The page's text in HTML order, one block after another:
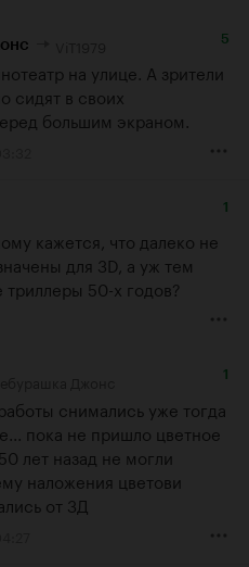
5
на улице. А зрители
сидят в своих
большим экраном.
1
кажется, что далеко не
для 3D, а уж тем
50-х годов?
1
снимались уже тогда
пока не пришло цветное
лет назад не могли
наложения цветови
от 3Д